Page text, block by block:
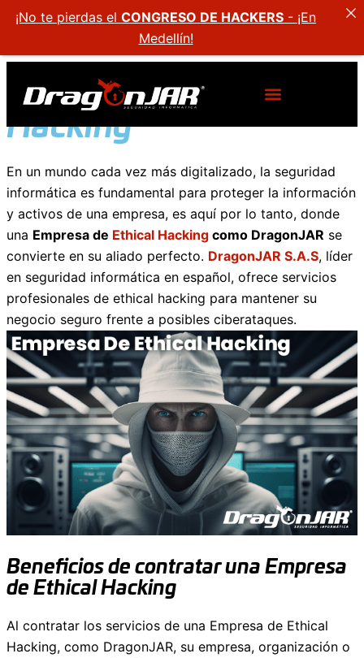
Empresa de Ethical
Hacking
En un mundo cada vez más digitalizado, la seguridad
informática es fundamental para proteger la información
y activos de una empresa, es aquí por lo tanto, donde
una Empresa de Ethical Hacking como DragonJAR se
convierte en su aliado perfecto. DragonJAR S.A.S, líder
en seguridad informática en español, ofrece servicios
profesionales de ethical hacking para mantener su
negocio seguro frente a posibles ciberataques.
Beneficios de contratar una Empresa
de Ethical Hacking
Al contratar los servicios de una Empresa de Ethical
Hacking, como DragonJAR, su empresa, organización o
¡No te pierdas el CONGRESO DE HACKERS - ¡En
Medellín!